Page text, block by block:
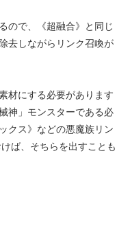
ので、《超融合》と同じ
去しながらリンク召喚が
材にする必要があります
神」モンスターである必
クス》などの悪魔族リン
ば、そちらを出すことも